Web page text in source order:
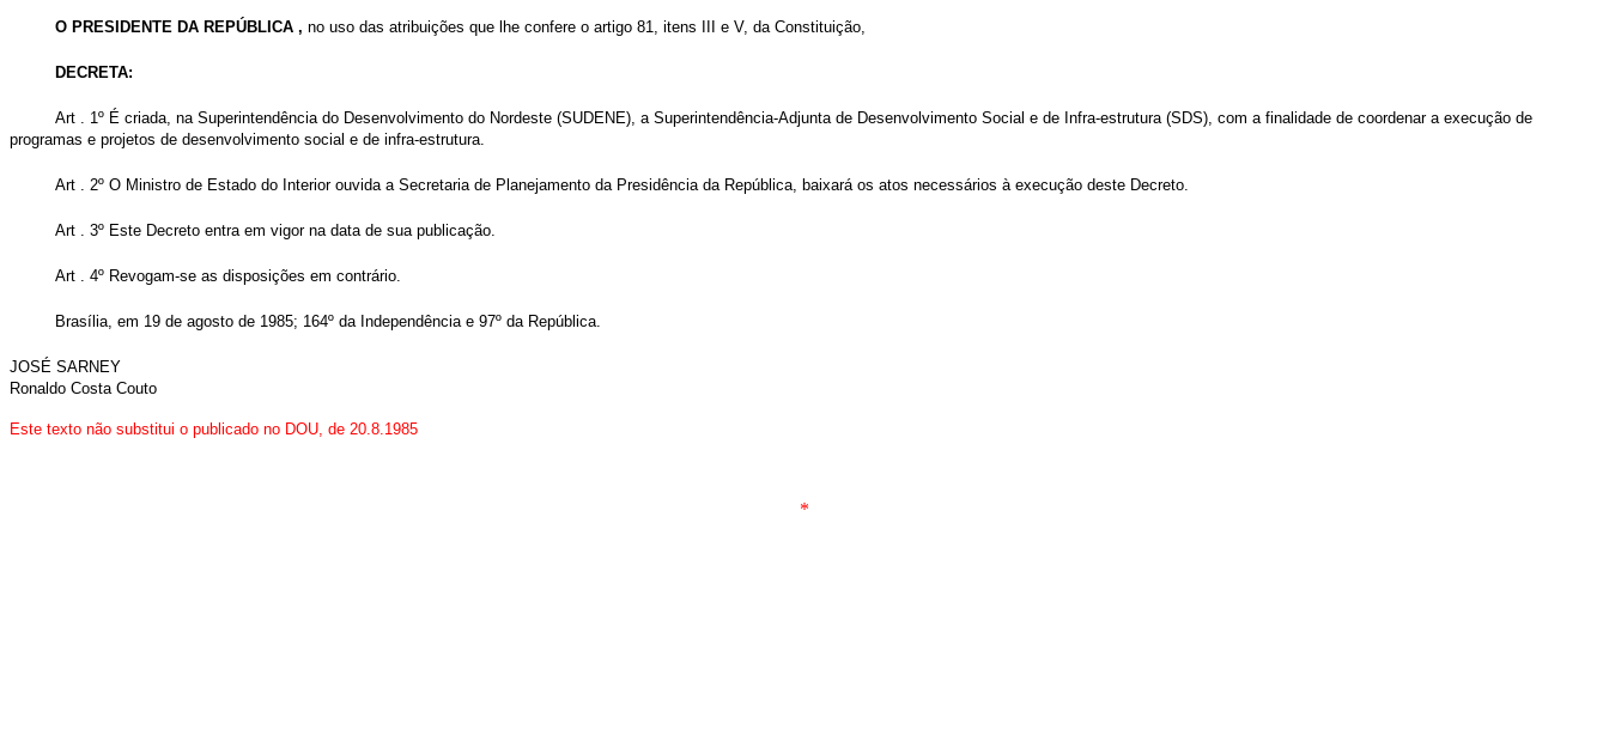
O PRESIDENTE DA REPÚBLICA , no uso das atribuições que lhe confere o artigo 81, itens III e V, da Constituição,
DECRETA:
Art . 1º É criada, na Superintendência do Desenvolvimento do Nordeste (SUDENE), a Superintendência-Adjunta de Desenvolvimento Social e de Infra-estrutura (SDS), com a finalidade de coordenar a execução de
programas e projetos de desenvolvimento social e de infra-estrutura.
Art . 2º O Ministro de Estado do Interior ouvida a Secretaria de Planejamento da Presidência da República, baixará os atos necessários à execução deste Decreto.
Art . 3º Este Decreto entra em vigor na data de sua publicação.
Art . 4º Revogam-se as disposições em contrário.
Brasília, em 19 de agosto de 1985; 164º da Independência e 97º da República.
JOSÉ SARNEY
Ronaldo Costa Couto
Este texto não substitui o publicado no DOU, de 20.8.1985
*